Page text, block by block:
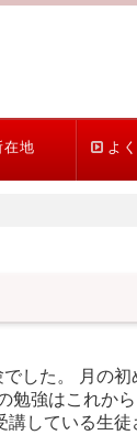
在地 よ
した。 月の
強はこれか
している生